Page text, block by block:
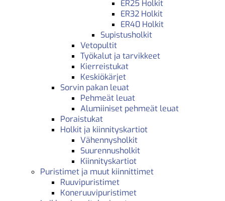
ER25 Holkit
ER32 Holkit
ER40 Holkit
Supistusholkit
Vetopultit
Työkalut ja tarvikkeet
Kierreistukat
Keskiökärjet
Sorvin pakan leuat
Pehmeät leuat
Alumiiniset pehmeät leuat
Poraistukat
Holkit ja kiinnityskartiot
Vähennysholkit
Suurennusholkit
Kiinnityskartiot
Puristimet ja muut kiinnittimet
Ruuvipuristimet
Koneruuvipuristimet